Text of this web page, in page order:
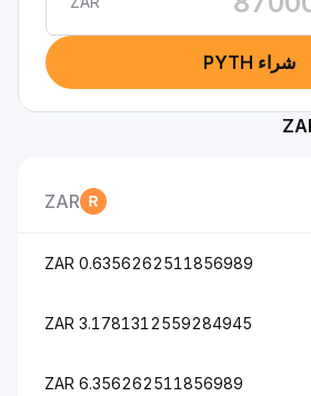
شراء PYTH
ZAR
0.6356262511856989 ZAR
3.1781312559284945 ZAR
6.356262511856989 ZAR